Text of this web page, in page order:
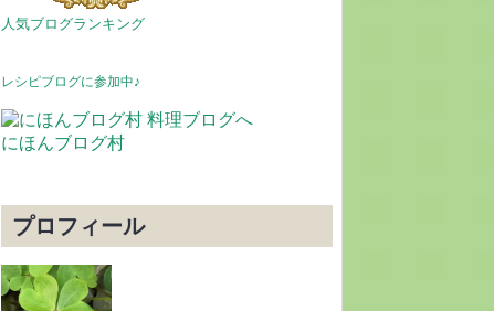
人気ブログランキング
レシピブログに参加中♪
にほんブログ村
プロフィール